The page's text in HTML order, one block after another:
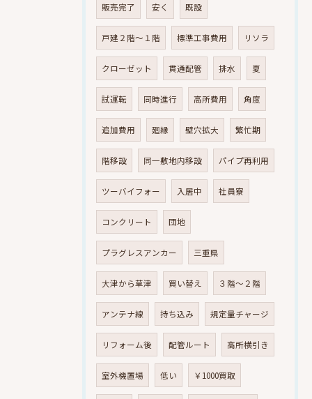
販売完了 安く 既設
戸建２階～１階 標準工事費用 リソラ
クローゼット 貫通配管 排水 夏
試運転 同時進行 高所費用 角度
追加費用 廻縁 壁穴拡大 繁忙期
階移設 同一敷地内移設 パイプ再利用
ツーバイフォー 入居中 社員寮
コンクリート 団地
プラグレスアンカー 三重県
大津から草津 買い替え ３階～２階
アンテナ線 持ち込み 規定量チャージ
リフォーム後 配管ルート 高所横引き
室外機置場 低い ￥1000買取